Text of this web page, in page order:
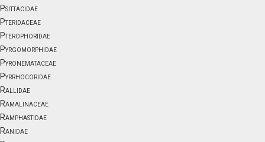
Psittacidae
Pteridaceae
Pterophoridae
Pyrgomorphidae
Pyronemataceae
Pyrrhocoridae
Rallidae
Ramalinaceae
Ramphastidae
Ranidae